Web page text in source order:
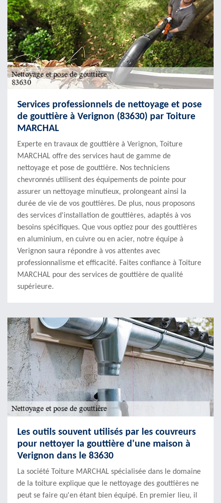
Services professionnels de nettoyage et pose
de gouttière à Verignon (83630) par Toiture
MARCHAL
Experte en travaux de gouttière à Verignon, Toiture
MARCHAL offre des services haut de gamme de
nettoyage et pose de gouttière. Nos techniciens
chevronnés utilisent des équipements de pointe pour
assurer un nettoyage minutieux, prolongeant ainsi la
durée de vie de vos gouttières. De plus, nous proposons
des services d'installation de gouttières, adaptés à vos
besoins spécifiques. Que vous optiez pour des gouttières
en aluminium, en cuivre ou en acier, notre équipe à
Verignon saura répondre à vos attentes avec
professionnalisme et efficacité. Faites confiance à Toiture
MARCHAL pour des services de gouttière de qualité
supérieure.
Les outils souvent utilisés par les couvreurs
pour nettoyer la gouttière d'une maison à
Verignon dans le 83630
La société Toiture MARCHAL spécialisée dans le domaine
de la toiture explique que le nettoyage des gouttières ne
peut se faire qu'en étant bien équipé. En premier lieu, il